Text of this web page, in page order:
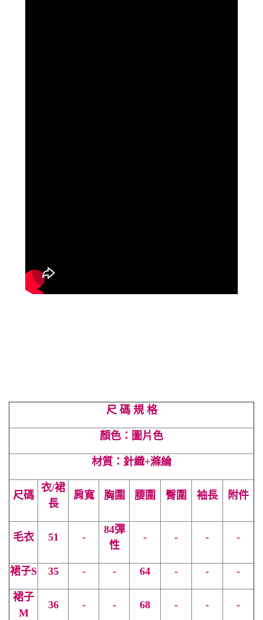
尺 碼 規 格
顏色：圖片色
材質：針織+滌綸
尺碼
衣/裙
長
肩寬 胸圍 腰圍 臀圍 袖長 附件
毛衣 51 -
84彈
性
- - - -
裙子S 35 - - 64 - - -
裙子
M
36 - - 68 - - -